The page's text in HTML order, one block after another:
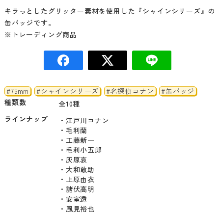
キラっとしたグリッター素材を使用した『シャインシリーズ』の
缶バッジです。
※トレーディング商品
#75mm #シャインシリーズ #名探偵コナン
#缶バッジ
種類数
全10種
ラインナップ
・江戸川コナン
・毛利蘭
・工藤新一
・毛利小五郎
・灰原哀
・大和敢助
・上原由衣
・諸伏高明
・安室透
・風見裕也